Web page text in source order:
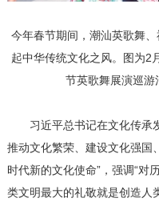
今年春节期间，潮汕英歌舞
起中华传统文化之风。图为2
节英歌舞展演巡游
习近平总书记在文化传承发
推动文化繁荣、建设文化强国
时代新的文化使命”，强调“对
类文明最大的礼敬就是创造人